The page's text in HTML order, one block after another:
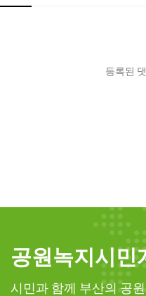
등록된
공원녹지시민
시민과 함께 부산의 공